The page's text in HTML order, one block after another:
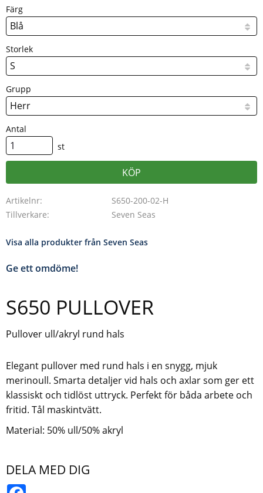
Färg
Storlek
Grupp
Antal
st
KÖP
Artikelnr
S650-200-02-H
Tillverkare
Seven Seas
Visa alla produkter från Seven Seas
Ge ett omdöme!
S650 PULLOVER
Pullover ull/akryl rund hals
Elegant pullover med rund hals i en snygg, mjuk
merinoull. Smarta detaljer vid hals och axlar som ger ett
klassiskt och tidlöst uttryck. Perfekt för båda arbete och
fritid. Tål maskintvätt.
Material: 50% ull/50% akryl
DELA MED DIG